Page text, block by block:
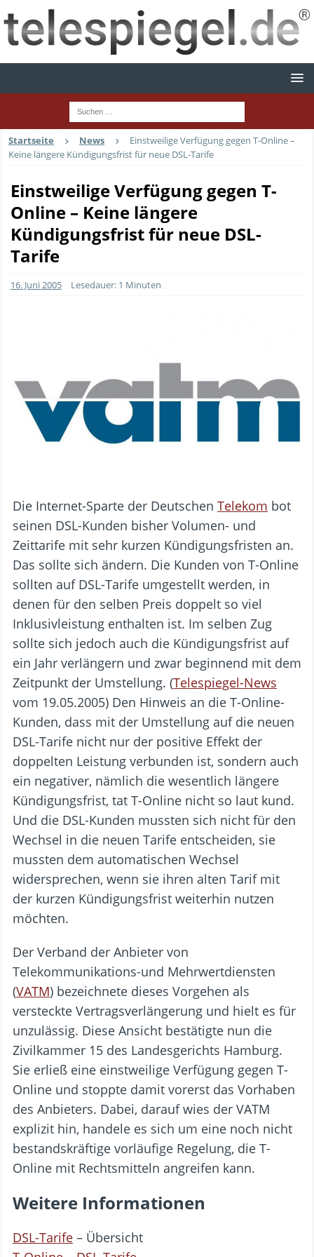
Startseite News
Einstweilige Verfügung gegen T-Online –
Keine längere Kündigungsfrist für neue DSL-Tarife
Einstweilige Verfügung gegen T-
Online – Keine längere
Kündigungsfrist für neue DSL-
Tarife
16. Juni 2005 Lesedauer: 1 Minuten
Die Internet-Sparte der Deutschen Telekom bot
seinen DSL-Kunden bisher Volumen- und
Zeittarife mit sehr kurzen Kündigungsfristen an.
Das sollte sich ändern. Die Kunden von T-Online
sollten auf DSL-Tarife umgestellt werden, in
denen für den selben Preis doppelt so viel
Inklusivleistung enthalten ist. Im selben Zug
sollte sich jedoch auch die Kündigungsfrist auf
ein Jahr verlängern und zwar beginnend mit dem
Zeitpunkt der Umstellung. (Telespiegel-News
vom 19.05.2005) Den Hinweis an die T-Online-
Kunden, dass mit der Umstellung auf die neuen
DSL-Tarife nicht nur der positive Effekt der
doppelten Leistung verbunden ist, sondern auch
ein negativer, nämlich die wesentlich längere
Kündigungsfrist, tat T-Online nicht so laut kund.
Und die DSL-Kunden mussten sich nicht für den
Wechsel in die neuen Tarife entscheiden, sie
mussten dem automatischen Wechsel
widersprechen, wenn sie ihren alten Tarif mit
der kurzen Kündigungsfrist weiterhin nutzen
möchten.
Der Verband der Anbieter von
Telekommunikations-und Mehrwertdiensten
(VATM) bezeichnete dieses Vorgehen als
versteckte Vertragsverlängerung und hielt es für
unzulässig. Diese Ansicht bestätigte nun die
Zivilkammer 15 des Landesgerichts Hamburg.
Sie erließ eine einstweilige Verfügung gegen T-
Online und stoppte damit vorerst das Vorhaben
des Anbieters. Dabei, darauf wies der VATM
explizit hin, handele es sich um eine noch nicht
bestandskräftige vorläufige Regelung, die T-
Online mit Rechtsmitteln angreifen kann.
Weitere Informationen
DSL-Tarife – Übersicht